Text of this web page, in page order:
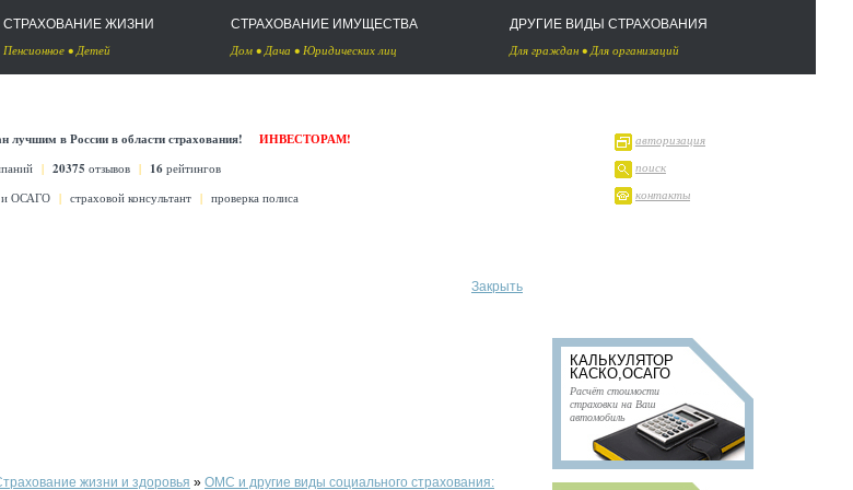
СТРАХОВАНИЕ ЖИЗНИ
Пенсионное •Детей
СТРАХОВАНИЕ ИМУЩЕСТВА
Дом •Дача • Юридических лиц
ДРУГИЕ ВИДЫ СТРАХОВАНИЯ
Для граждан •Для организаций
лучшим в России в области страхования!
ИНВЕСТОРАМ!
| 20375 отзывов | 16 рейтингов
и ОСАГО | страховой консультант | проверка полиса
авторизация
поиск
контакты
Закрыть
жизни и здоровья » ОМС и другие виды социального страхования:
КАЛЬКУЛЯТОР
КАСКО,ОСАГО
Расчёт стоимости
страховки на Ваш
автомобиль